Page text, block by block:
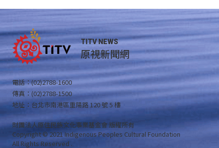
TITV NEWS
原視新聞網
電話：(02)2788-1600
傳真：(02)2788-1500
地址：台北市南港區重陽路 120 號 5 樓
財團法人原住民族文化事業基金會 版權所有
Copyright © 2021 Indigenous Peoples Cultural Foundation
All Rights Reserved .